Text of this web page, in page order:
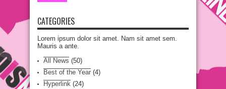
CATEGORIES
Lorem ipsum dolor sit amet. Nam sit amet sem.
Mauris a ante.
All News (50)
Best of the Year (4)
Hyperlink (24)